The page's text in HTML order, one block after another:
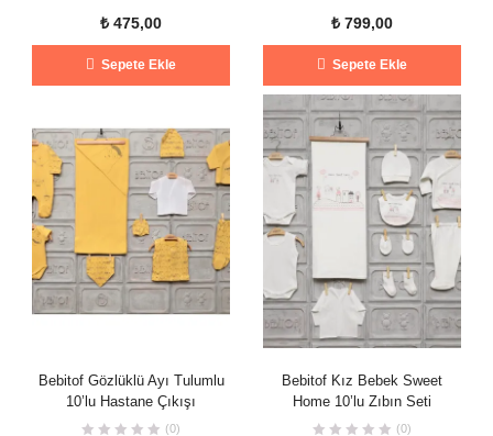
₺ 475,00
Sepete Ekle
₺799,00
Sepete Ekle
Bebitof Gözlüklü Ayı Tulumlu
10’lu Hastane Çıkışı
(0)
Bebitof Kız Bebek Sweet
Home 10’lu Zıbın Seti
(0)